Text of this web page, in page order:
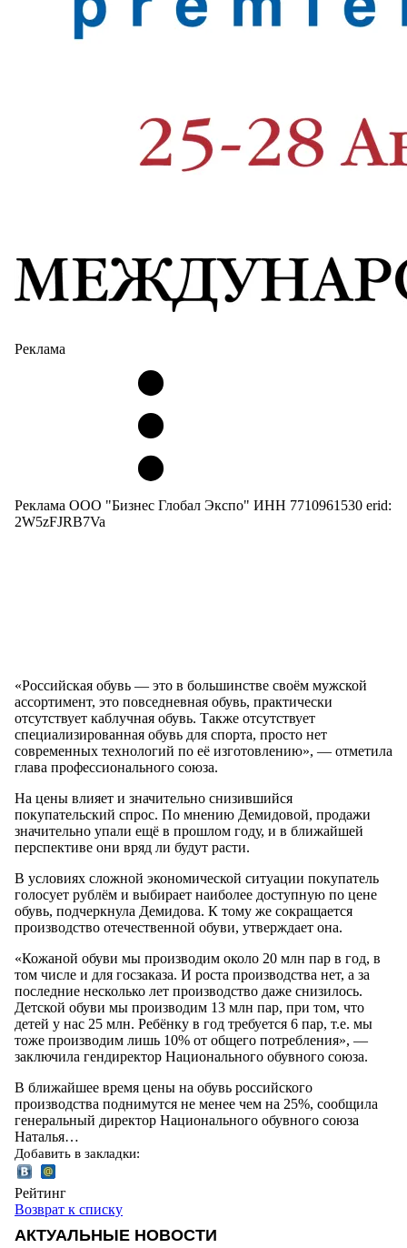
Реклама
Реклама ООО "Бизнес Глобал Экспо" ИНН 7710961530 erid:
2W5zFJRB7Va
«Российская обувь — это в большинстве своём мужской
ассортимент, это повседневная обувь, практически
отсутствует каблучная обувь. Также отсутствует
специализированная обувь для спорта, просто нет
современных технологий по её изготовлению», — отметила
глава профессионального союза.
На цены влияет и значительно снизившийся
покупательский спрос. По мнению Демидовой, продажи
значительно упали ещё в прошлом году, и в ближайшей
перспективе они вряд ли будут расти.
В условиях сложной экономической ситуации покупатель
голосует рублём и выбирает наиболее доступную по цене
обувь, подчеркнула Демидова. К тому же сокращается
производство отечественной обуви, утверждает она.
«Кожаной обуви мы производим около 20 млн пар в год, в
том числе и для госзаказа. И роста производства нет, а за
последние несколько лет производство даже снизилось.
Детской обуви мы производим 13 млн пар, при том, что
детей у нас 25 млн. Ребёнку в год требуется 6 пар, т.е. мы
тоже производим лишь 10% от общего потребления», —
заключила гендиректор Национального обувного союза.
В ближайшее время цены на обувь российского
производства поднимутся не менее чем на 25%, сообщила
генеральный директор Национального обувного союза
Наталья…
Добавить в закладки:
Рейтинг
Возврат к списку
АКТУАЛЬНЫЕ НОВОСТИ